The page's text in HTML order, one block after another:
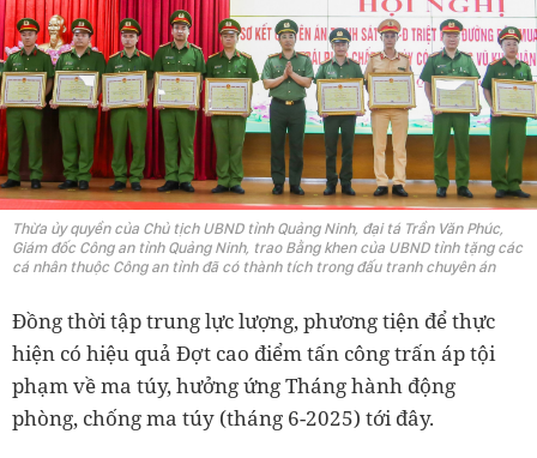
Thừa ủy quyền của Chủ tịch UBND tỉnh Quảng Ninh, đại tá Trần Văn Phúc,
Giám đốc Công an tỉnh Quảng Ninh, trao Bằng khen của UBND tỉnh tặng các
cá nhân thuộc Công an tỉnh đã có thành tích trong đấu tranh chuyên án
Đồng thời tập trung lực lượng, phương tiện để thực
hiện có hiệu quả Đợt cao điểm tấn công trấn áp tội
phạm về ma túy, hưởng ứng Tháng hành động
phòng, chống ma túy (tháng 6-2025) tới đây.